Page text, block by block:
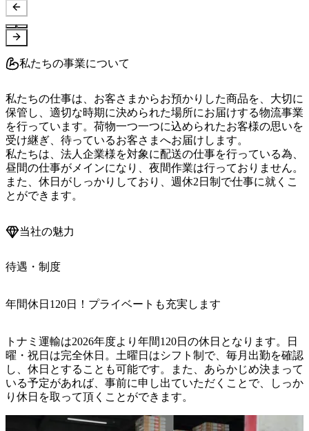
私たちの事業について
私たちの仕事は、お客さまからお預かりした商品を、大切に
保管し、適切な時期に決められた場所にお届けする物流事業
を行っています。荷物一つ一つに込められたお客様の思いを
受け継ぎ、待っているお客さまへお届けします。
私たちは、法人企業様を対象に配送の仕事を行っている為、
昼間の仕事がメインになり、夜間作業は行っておりません。
また、休日がしっかりしており、週休2日制で仕事に就くこ
とができます。
当社の魅力
待遇・制度
年間休日120日！プライベートも充実します
トナミ運輸は2026年度より年間120日の休日となります。日
曜・祝日は完全休日。土曜日はシフト制で、毎月出勤を確認
し、休日とすることも可能です。また、あらかじめ決まって
いる予定があれば、事前に申し出ていただくことで、しっか
り休日を取って頂くことができます。